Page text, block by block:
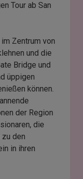
Tour ab San
Zentrum von
und die
Bridge und
üppigen
können.
der Region
die
zu den
in ihren